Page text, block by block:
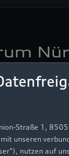
Straße 1,
unseren
nutzen auf